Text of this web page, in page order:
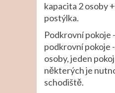
kapacita 2 osoby
postýlka.
Podkrovní pokoje
podkrovní pokoje
osoby, jeden
některých je
schodiště.